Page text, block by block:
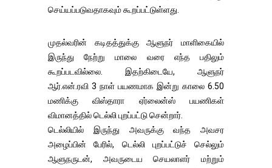
செய்யப்படுவதாகவும் கூறப்பட்டுள்ளது.
முதல்வரின் கடிதத்துக்கு ஆளுநர் மாளிகையில்
இருந்து நேற்று மாலை வரை எந்த பதிலும்
கூறப்படவில்லை. இதற்கிடையே, ஆளுநர்
ஆர்.என்.ரவி 3 நாள் பயணமாக இன்று காலை 6.50
மணிக்கு விஸ்தாரா ஏர்லைன்ஸ் பயணிகள்
விமானத்தில் டெல்லி புறப்பட்டு சென்றார்.
டெல்லியில் இருந்து அவருக்கு வந்த அவசர
அழைப்பின் பேரில், டெல்லி புறப்பட்டுச் செல்லும்
ஆளுநருடன், அவருடைய செயலாளர் மற்றும்